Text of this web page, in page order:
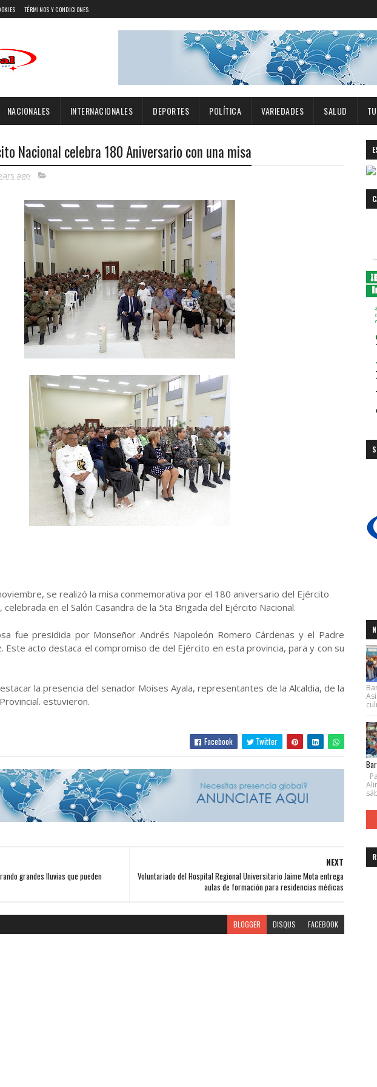
TÉRMINOS Y CONDICIONES
NACIONALES INTERNACIONALES DEPORTES POLÍTICA VARIEDADES SALUD
Nacional celebra 180 Aniversario con una misa
ago
se realizó la misa conmemorativa por el 180 aniversario del Ejército
celebrada en el Salón Casandra de la 5ta Brigada del Ejército Nacional.
fue presidida por Monseñor Andrés Napoleón Romero Cárdenas y el Padre
Este acto destaca el compromiso de del Ejército en esta provincia, para y con su
la presencia del senador Moises Ayala, representantes de la Alcaldia, de la
estuvieron.
Facebook Twitter
NEXT
Voluntariado del Hospital Regional Universitario Jaime Mota entrega
aulas de formación para residencias médicas
grandes lluvias que pueden
BLOGGER DISQUS FACEBOOK